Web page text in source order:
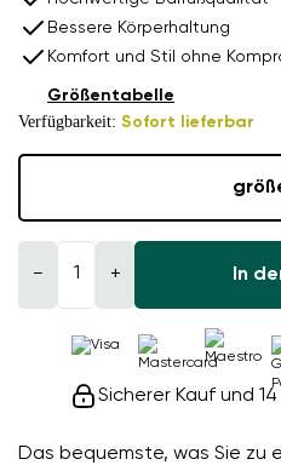
Das bequemste, was Sie zu
Bessere Körperhaltung
Komfort und Stil ohne
Verfügbarkeit: Sofort lieferbar
Größentabelle
− + In
Sicherer Kauf und